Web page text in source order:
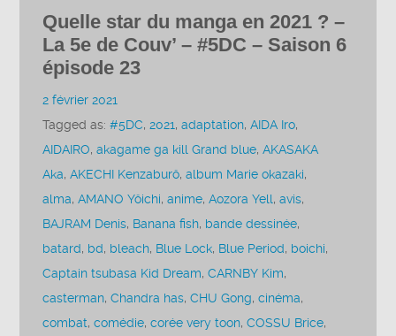
Quelle star du manga en 2021 ? –
La 5e de Couv’ – #5DC – Saison 6
épisode 23
2 février 2021
Tagged as:#5DC,2021,adaptation,AIDA Iro,
AIDAIRO,akagame ga kill Grand blue,AKASAKA
Aka,AKECHI Kenzaburô,album Marie okazaki,
alma,AMANO Yôichi,anime,Aozora Yell,avis,
BAJRAM Denis, Banana fish, bande dessinée,
batard, bd, bleach, Blue Lock, Blue Period, boichi,
Captain tsubasa Kid Dream,CARNBY Kim,
casterman,Chandra has,CHU Gong,cinéma,
combat,comédie,corée very toon,COSSU Brice,